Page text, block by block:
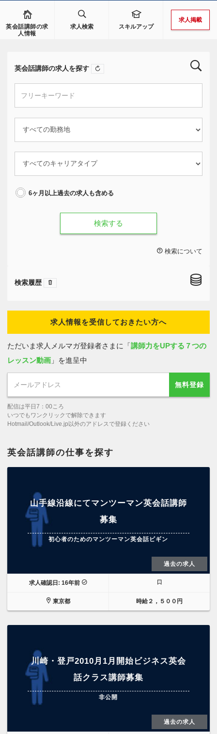
英会話講師の求
人情報
求人検索 スキルアップ
求人掲載
英会話講師の求人を探す
6ヶ月以上過去の求人も含める
検索する
検索について
検索履歴
求人情報を受信しておきたい方へ
ただいま求人メルマガ登録者さまに「 講師力をUPする７つの
レッスン動画 」を進呈中
無料登録
配信は平日7：00ころ
いつでもワンクリックで解除できます
Hotmail/Outlook/Live.jp以外のアドレスで登録ください
英会話講師の仕事を探す
山手線沿線にてマンツーマン英会話講師
募集
初心者のためのマンツーマン英会話ビギン
過去の求人
求人確認日: 16年前
東京都 時給２，５００円
川崎・登戸2010月1月開始ビジネス英会
話クラス講師募集
非公開
過去の求人